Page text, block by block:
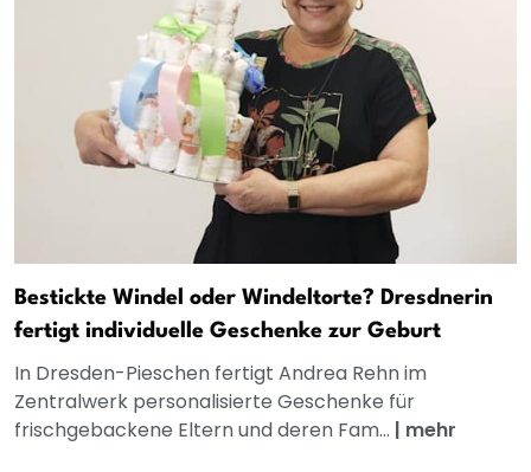
Bestickte Windel oder Windeltorte? Dresdnerin
fertigt individuelle Geschenke zur Geburt
In Dresden-Pieschen fertigt Andrea Rehn im
Zentralwerk personalisierte Geschenke für
frischgebackene Eltern und deren Fam... | mehr